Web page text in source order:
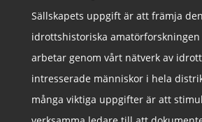
Sällskapets uppgift är att främja den
idrottshistoriska amatörforskningen
arbetar genom vårt nätverk av
intresserade människor i hela
många viktiga uppgifter är att